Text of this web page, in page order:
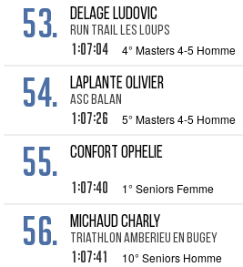
53. DELAGE Ludovic
Run Trail Les Loups
1:07:04 4° Masters 4-5 Homme
54. LAPLANTE Olivier
Asc Balan
1:07:26 5° Masters 4-5 Homme
55. CONFORT Ophelie
1:07:40 1° Seniors Femme
56. MICHAUD Charly
Triathlon amberieu en bugey
1:07:41 10° Seniors Homme